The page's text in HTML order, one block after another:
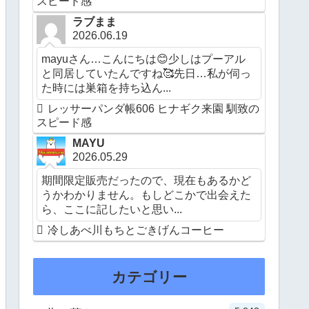
ラブまま
2026.06.19
mayuさん…こんにちは😊少しはプーアル
と同居していたんですね🥰先日…私が伺っ
た時には巣箱を持ち込ん...
レッサーパンダ帳606 ヒナギク来園 馴致の
スピード感
MAYU
2026.05.29
期間限定販売だったので、現在もあるかど
うかわかりません。もしどこかで出会えた
ら、ここに記したいと思い...
冷しあべ川もちとごきげんコーヒー
カテゴリー